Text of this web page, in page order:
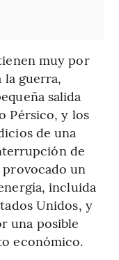
muy por
la guerra,
salida
Pérsico, y los
de una
de
un
incluida
Unidos, y
una posible
económico.